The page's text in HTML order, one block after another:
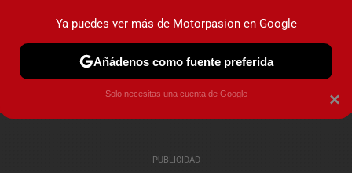
PRUEBAS COCHES ELÉCTRICOS OBSERVATORIO
×
Ya puedes ver más de Motorpasion en Google
Añádenos como fuente preferida
Solo necesitas una cuenta de Google